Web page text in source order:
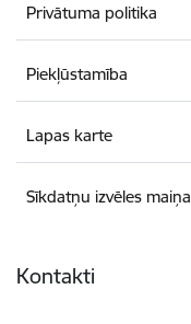
Privātuma politika
Piekļūstamība
Lapas karte
Sīkdatņu izvēles maiņa
Kontakti